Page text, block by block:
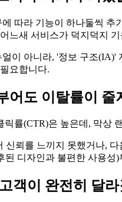
따라 기능이 하나둘씩
느새 서비스가 덕지덕지
이 아니라, '정보 구조
요합니다.
어도 이탈률이 줄
률(CTR)은 높은데, 막상
신뢰를 느끼지 못했거나,
된 디자인과 불편한 사용
객이 완전히 달라